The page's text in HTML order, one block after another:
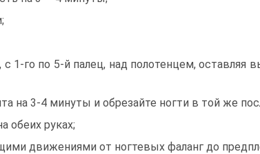
с 1-го по 5-й палец, над полотенцем,
на 3-4 минуты и обрезайте ногти в той же
обеих руках;
движениями от ногтевых фаланг до